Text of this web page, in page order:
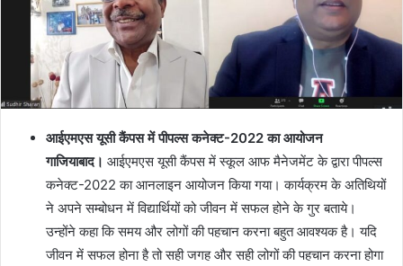
आईएमएस यूसी कैंपस में पीपल्स कनेक्ट-2022 का आयोजन
गाजियाबाद। आईएमएस यूसी कैंपस में स्कूल आफ मैनेजमेंट के द्वारा पीपल्स
कनेक्ट-2022 का आनलाइन आयोजन किया गया। कार्यक्रम के अतिथियों
ने अपने सम्बोधन में विद्यार्थियों को जीवन में सफल होने के गुर बताये।
उन्होंने कहा कि समय और लोगों की पहचान करना बहुत आवश्यक है। यदि
जीवन में सफल होना है तो सही जगह और सही लोगों की पहचान करना होगा